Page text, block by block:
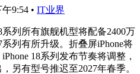
午9:54 • IT业界
列所有旗舰机型将配备2400万
列有所升级。折叠屏iPhone将
18系列发布节奏将调整，
另有型号推迟至2027年春季。